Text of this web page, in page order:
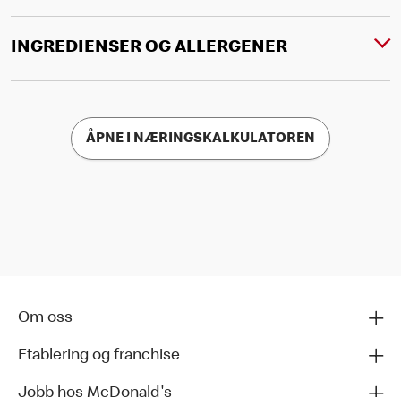
INGREDIENSER OG ALLERGENER
ÅPNE I NÆRINGSKALKULATOREN
Om oss
Etablering og franchise
Jobb hos McDonald's